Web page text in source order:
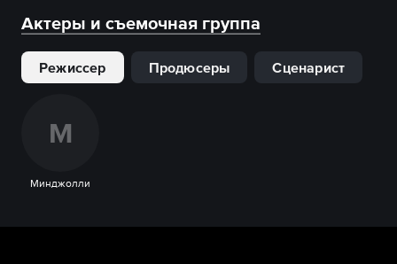
Актеры и съемочная группа
Режиссер Продюсеры Сценарист
М
Минджолли